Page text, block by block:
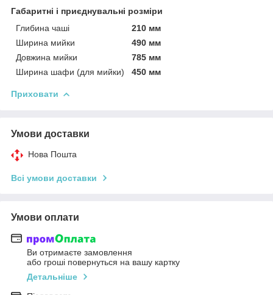
Габаритні і приєднувальні розміри
Глибина чаші
210 мм
Ширина мийки
490 мм
Довжина мийки
785 мм
Ширина шафи (для мийки)
450 мм
Приховати
Умови доставки
Нова Пошта
Всі умови доставки
Умови оплати
Ви отримаєте замовлення
або гроші повернуться на вашу картку
Детальніше